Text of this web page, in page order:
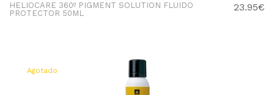
HELIOCARE 360º PIGMENT SOLUTION FLUIDO
PROTECTOR 50ML
23.95€
Agotado